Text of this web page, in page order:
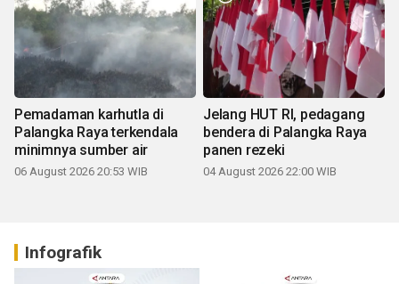
Pemadaman karhutla di
Palangka Raya terkendala
minimnya sumber air
06 August 2026 20:53 WIB
Jelang HUT RI, pedagang
bendera di Palangka Raya
panen rezeki
04 August 2026 22:00 WIB
Infografik